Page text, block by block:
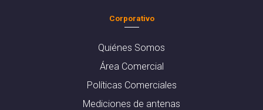
Corporativo
Quiénes Somos
Área Comercial
Políticas Comerciales
Mediciones de antenas